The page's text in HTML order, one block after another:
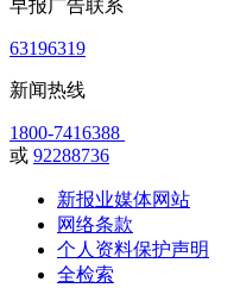
早报广告联系
63196319
新闻热线
1800-7416388
或 92288736
新报业媒体网站
网络条款
个人资料保护声明
全检索